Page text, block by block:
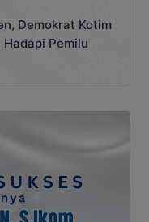
Demokrat Kotim
Pemilu